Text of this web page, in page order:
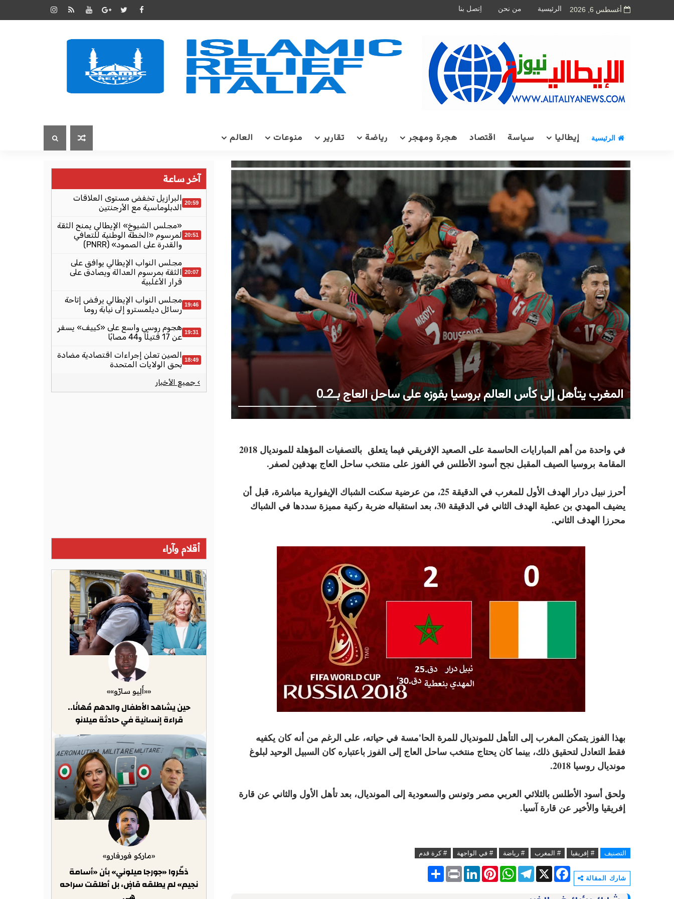
أغسطس 6, 2026 الرئيسية من نحن اِتصل بنا
الرئيسية إيطاليا سياسة اقتصاد هجرة ومهجر رياضة تقارير منوعات العالم
المغرب يتأهل إلى كأس العالم بروسيا بفوزه على ساحل العاج بـ2ـ0
في واحدة من أهم المبارايات الحاسمة على الصعيد الإفريقي فيما يتعلق بالتصفيات المؤهلة للمونديال 2018
المقامة بروسيا الصيف المقبل نجح أسود الأطلس في الفوز على منتخب ساحل العاج بهدفين لصفر.
أحرز نبيل درار الهدف الأول للمغرب في الدقيقة 25، من عرضية سكنت الشباك الإيفوارية مباشرة، قبل أن
يضيف المهدي بن عطية الهدف الثاني في الدقيقة 30، بعد استقباله ضربة ركنية مميزة سددها في الشباك
محرزا الهدف الثاني.
بهذا الفوز يتمكن المغرب إلى التأهل للمونديال للمرة الحا'مسة في حياته، على الرغم من أنه كان يكفيه
فقط التعادل لتحقيق ذلك، بينما كان يحتاج منتخب ساحل العاج إلى الفوز باعتباره كان السبيل الوحيد لبلوغ
مونديال روسيا 2018.
ولحق أسود الأطلس بالثلاثي العربي مصر وتونس والسعودية إلى المونديال، بعد تأهل الأول والثاني عن قارة
إفريقيا والأخير عن قارة آسيا.
التصنيف # إفريقيا # المغرب # رياضة # في الواجهة # كرة قدم
شارك المقالة
S
P
r
L
P
W
h
T
e
X
F
a
آخر ساعة
20:59 البرازيل تخفض مستوى العلاقات
الدبلوماسية مع الأرجنتين
20:51
«مجلس الشيوخ» الإيطالي يمنح الثقة
لمرسوم «الخطة الوطنية للتعافي
والقدرة على الصمود» (PNRR)
20:07
مجلس النواب الإيطالي يوافق على
الثقة بمرسوم العدالة ويصادق على
قرار الأغلبية
19:46 مجلس النواب الإيطالي يرفض إتاحة
رسائل ديلمسترو إلى نيابة روما
19:31 هجوم روسي واسع على «كييف» يسفر
عن 17 قتيلًا و44 مصابًا
18:49 الصين تعلن إجراءات اقتصادية مضادة
بحق الولايات المتحدة
› جميع الأخبار
أقلام وآراء
««أَلِيو سارّو»»
حين يشاهد الأطفال والدهم مُهانًا..
قراءة إنسانية في حادثة ميلانو
«ماركو فورفارو»
ذكّروا «جورجا ميلوني» بأن «أسامة
نجيم» لم يطلقه قاضٍ، بل أطلقت سراحه